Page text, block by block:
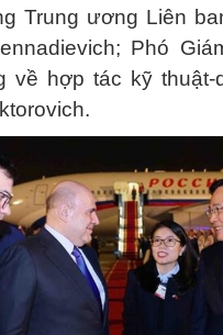
Trung ương Liên
Phó
về hợp tác kỹ thuật-